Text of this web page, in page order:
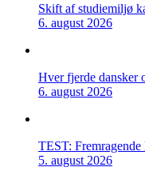
Skift af studiemiljø
6. august 2026
Hver fjerde dansker
6. august 2026
TEST:
5. august 2026